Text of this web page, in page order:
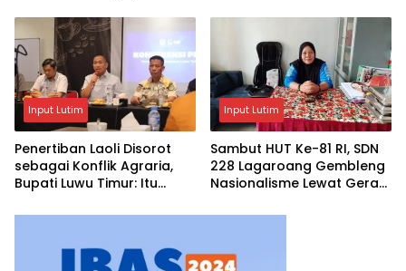
Input Lutim
Penertiban Laoli Disorot
sebagai Konflik Agraria,
Bupati Luwu Timur: Itu
Input Lutim
Sambut HUT Ke-81 RI, SDN
228 Lagaroang Gembleng
Nasionalisme Lewat Gerak